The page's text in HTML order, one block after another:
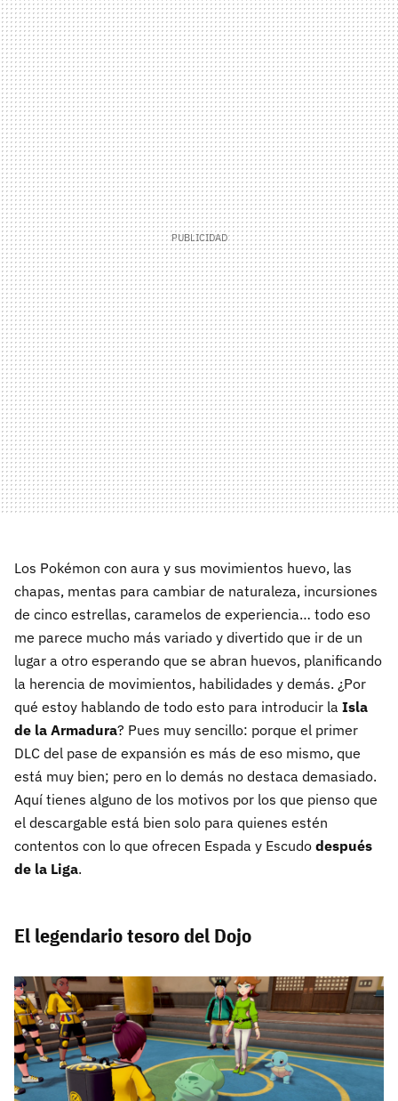
Los Pokémon con aura y sus movimientos huevo, las
chapas, mentas para cambiar de naturaleza, incursiones
de cinco estrellas, caramelos de experiencia… todo eso
me parece mucho más variado y divertido que ir de un
lugar a otro esperando que se abran huevos, planificando
la herencia de movimientos, habilidades y demás. ¿Por
qué estoy hablando de todo esto para introducir la Isla
de la Armadura? Pues muy sencillo: porque el primer
DLC del pase de expansión es más de eso mismo, que
está muy bien; pero en lo demás no destaca demasiado.
Aquí tienes alguno de los motivos por los que pienso que
el descargable está bien solo para quienes estén
contentos con lo que ofrecen Espada y Escudo después
de la Liga.
El legendario tesoro del Dojo